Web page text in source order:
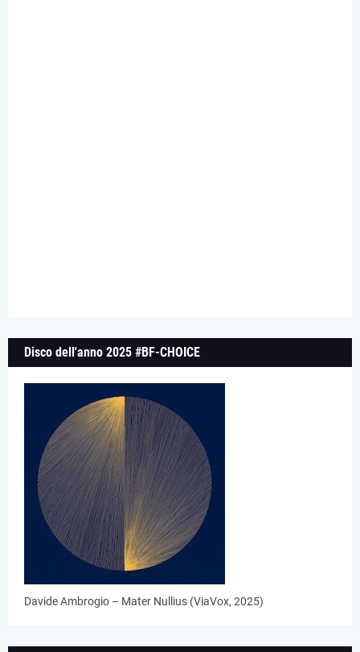
Disco dell'anno 2025 #BF-CHOICE
Davide Ambrogio – Mater Nullius (ViaVox, 2025)